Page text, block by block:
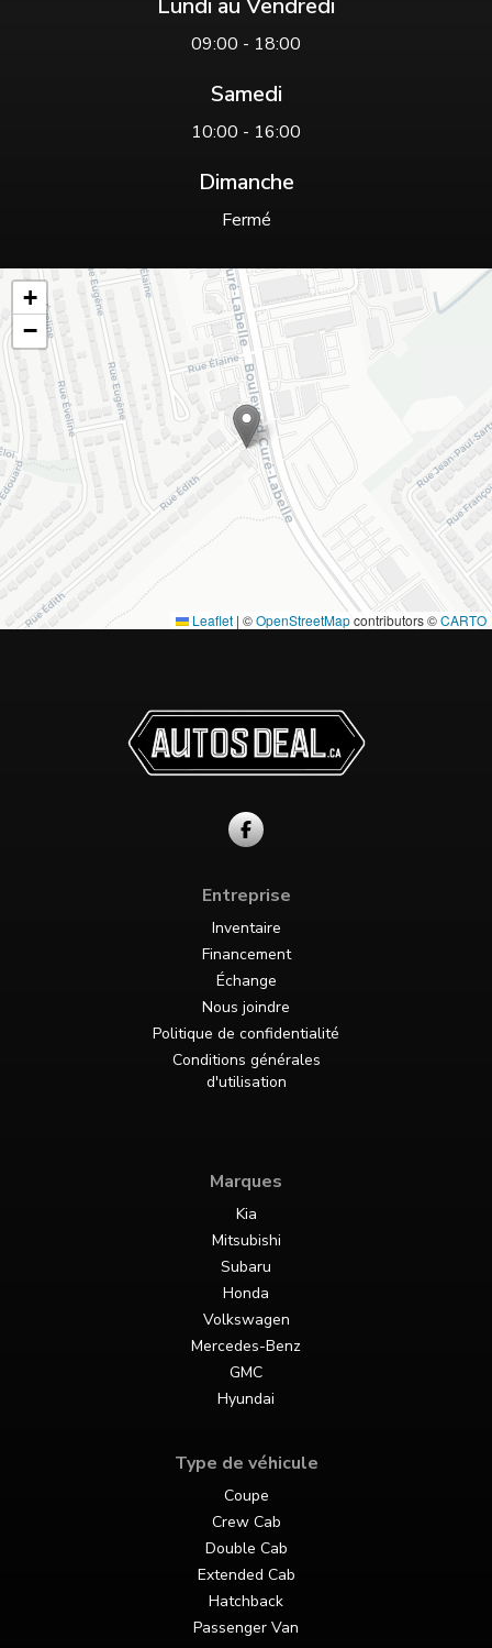
09:00 - 18:00
Samedi
10:00 - 16:00
Dimanche
Fermé
+
−
Leaflet | ©OpenStreetMapcontributors ©CARTO
Entreprise
Inventaire
Financement
Échange
Nous joindre
Politique de confidentialité
Conditions générales
d'utilisation
Marques
Kia
Mitsubishi
Subaru
Honda
Volkswagen
Mercedes-Benz
GMC
Hyundai
Type de véhicule
Coupe
Crew Cab
Double Cab
Extended Cab
Hatchback
Passenger Van